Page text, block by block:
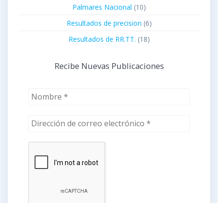
Palmares Nacional (10)
Resultados de precision (6)
Resultados de RR.TT. (18)
Recibe Nuevas Publicaciones